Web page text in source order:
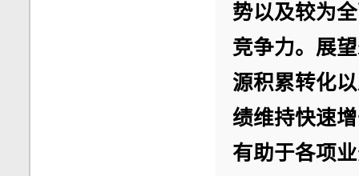
势以及较为
竞争力。展
源积累转化
绩维持快速
有助于各项